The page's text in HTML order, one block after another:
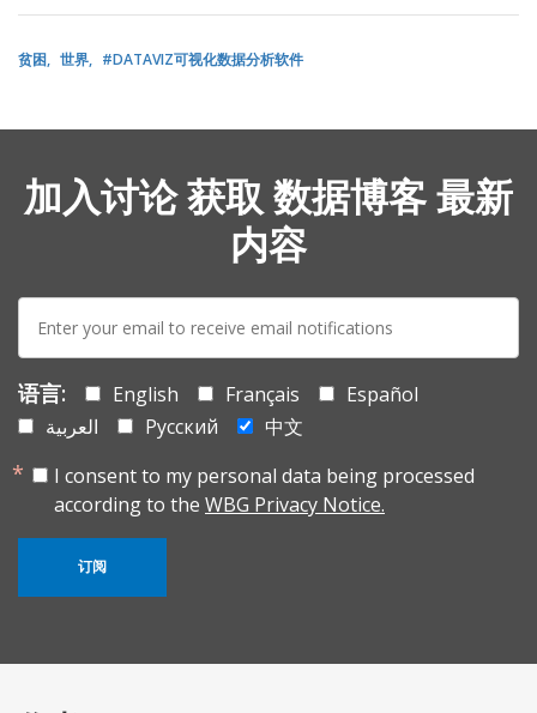
贫困 世界 #DATAVIZ可视化数据分析软件
加入讨论 获取 数据博客 最新
内容
mail:
语言: English Français
Español
العربية
Русский
中文
I consent to my personal data being processed
according to the WBG Privacy Notice.
订阅